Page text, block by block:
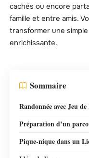
cachés ou encore
famille et entre amis.
transformer une
enrichissante.
Sommaire
Randonnée avec Jeu de
Préparation d’un
Pique-nique dans un